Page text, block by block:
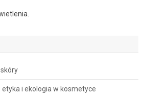
i ekologia w kosmetyce